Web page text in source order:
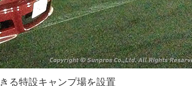
る特設キャンプ場を設置